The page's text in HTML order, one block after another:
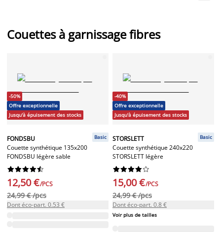
Couettes à garnissage fibres
-50%
Offre exceptionnelle
Jusqu'à épuisement des stocks
FONDSBU
Couette synthétique 135x200
FONDSBU légère sable
Basic






12,50 €/PCS
24,99 € /pcs
Dont éco-part. 0.53 €
-40%
Offre exceptionnelle
Jusqu'à épuisement des stocks
STORSLETT
Couette synthétique 240x220
STORSLETT légère
Basic






15,00 €/PCS
24,99 € /pcs
Dont éco-part. 0.8 €
Voir plus de tailles